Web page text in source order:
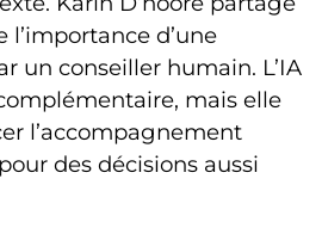
d’une
un conseiller humain. L’IA
mais elle
l’accompagnement
des décisions aussi